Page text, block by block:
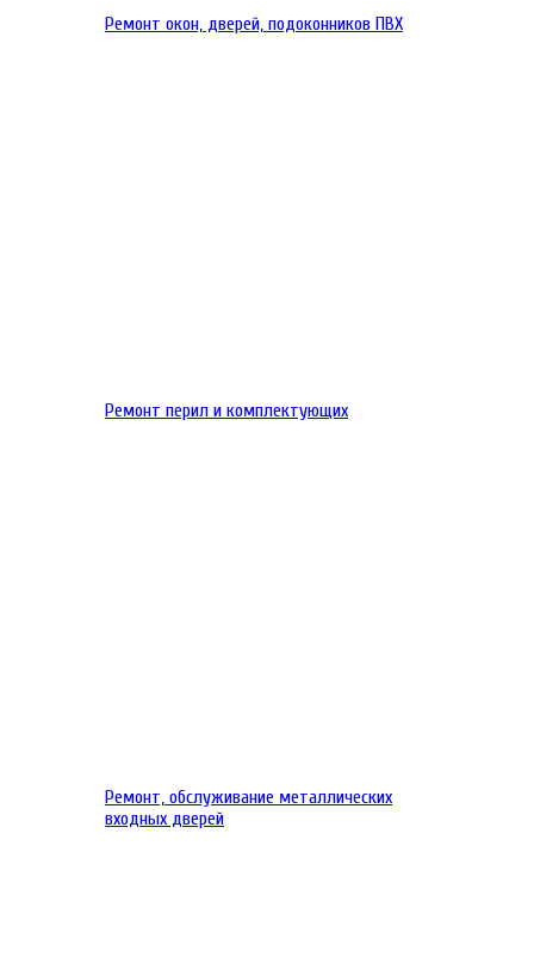
Ремонт окон, дверей, подоконников ПВХ
Ремонт перил и комплектующих
Ремонт, обслуживание металлических
входных дверей